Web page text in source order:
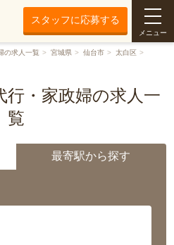
スタッフに応募する
メニュー
の求人一覧 宮城県 仙台市
太白区
行・家政婦の求人一
覧
最寄駅から探す